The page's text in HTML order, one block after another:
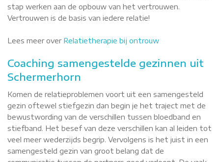
stap werken aan de opbouw van het vertrouwen.
Vertrouwen is de basis van iedere relatie!
Lees meer over Relatietherapie bij ontrouw
Coaching samengestelde gezinnen uit
Schermerhorn
Komen de relatieproblemen voort uit een samengesteld
gezin oftewel stiefgezin dan begin je het traject met de
bewustwording van de verschillen tussen bloedband en
stiefband. Het besef van deze verschillen kan al leiden tot
veel meer wederzijds begrip. Vervolgens is het juist in een
samengesteld gezin van groot belang dat de